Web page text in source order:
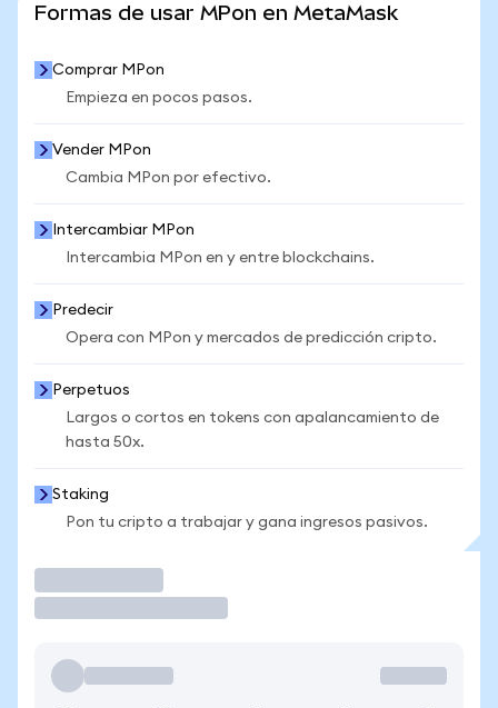
Formas de usar MPon en MetaMask
Comprar MPon
Empieza en pocos pasos.
Vender MPon
Cambia MPon por efectivo.
Intercambiar MPon
Intercambia MPon en y entre blockchains.
Predecir
Opera con MPon y mercados de predicción cripto.
Perpetuos
Largos o cortos en tokens con apalancamiento de
hasta 50x.
Staking
Pon tu cripto a trabajar y gana ingresos pasivos.